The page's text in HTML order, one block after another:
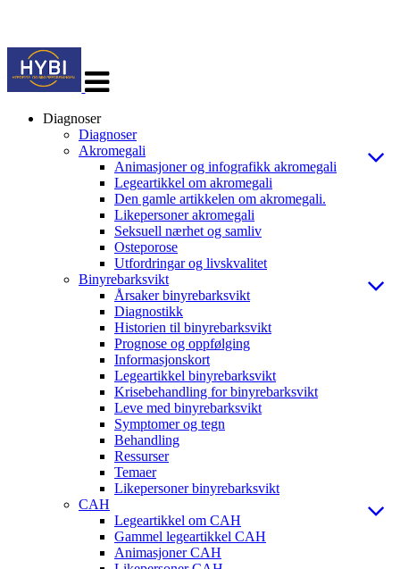
navigasjon
Diagnoser
Diagnoser
Akromegali
Animasjoner og infografikk akromegali
Legeartikkel om akromegali
Den gamle artikkelen om akromegali.
Likepersoner akromegali
Seksuell nærhet og samliv
Osteporose
Utfordringar og livskvalitet
Binyrebarksvikt
Årsaker binyrebarksvikt
Diagnostikk
Historien til binyrebarksvikt
Prognose og oppfølging
Informasjonskort
Legeartikkel binyrebarksvikt
Krisebehandling for binyrebarksvikt
Leve med binyrebarksvikt
Symptomer og tegn
Behandling
Ressurser
Temaer
Likepersoner binyrebarksvikt
CAH
Legeartikkel om CAH
Gammel legeartikkel CAH
Animasjoner CAH